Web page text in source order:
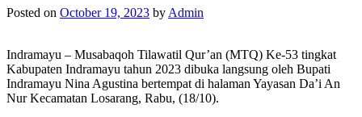
Posted on October 19, 2023 by Admin
Indramayu – Musabaqoh Tilawatil Qur’an (MTQ) Ke-53 tingkat
Kabupaten Indramayu tahun 2023 dibuka langsung oleh Bupati
Indramayu Nina Agustina bertempat di halaman Yayasan Da’i An
Nur Kecamatan Losarang, Rabu, (18/10).